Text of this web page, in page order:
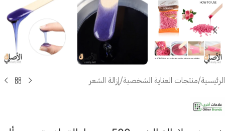
الرئيسية/منتجات العناية الشخصية/إزالة الشعر